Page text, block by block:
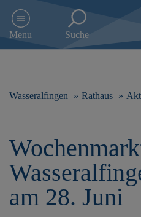
e
n
Menu Suche
Wasseralfingen Rathaus
am 28. Juni